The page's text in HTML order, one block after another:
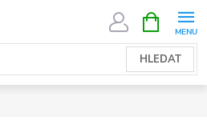
HLEDAT
NÁKUPNÍ
KOŠÍK